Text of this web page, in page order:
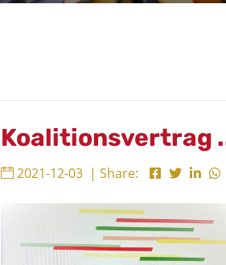
Koalitionsvertrag
2021-12-03 | Share: